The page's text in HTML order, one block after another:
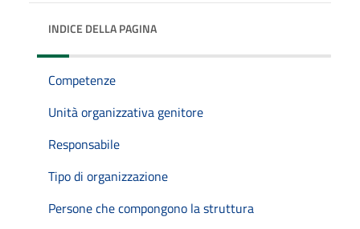
INDICE DELLA PAGINA
Competenze
Unità organizzativa genitore
Responsabile
Tipo di organizzazione
Persone che compongono la struttura